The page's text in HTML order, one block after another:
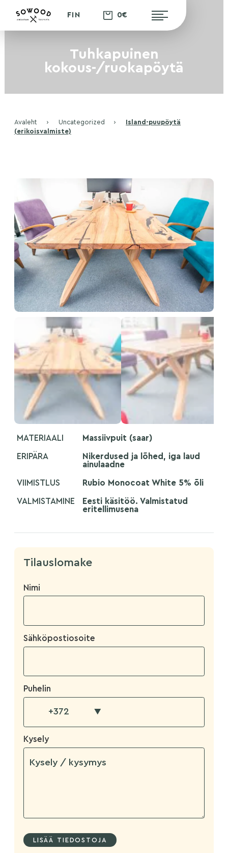
FIN 0€
Tuhkapuinen
kokous-/ruokapöytä
Avaleht › Uncategorized ›
Island-puupöytä
(erikoisvalmiste)
MATERIAALI Massiivpuit (saar)
ERIPÄRA
Nikerdused ja lõhed, iga laud
ainulaadne
VIIMISTLUS Rubio Monocoat White 5% õli
VALMISTAMINE
Eesti käsitöö. Valmistatud
eritellimusena
Tilauslomake
Nimi
Sähköpostiosoite
Puhelin
▼
Kysely